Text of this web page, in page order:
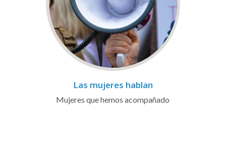
Las mujeres hablan
Mujeres que hemos acompañado